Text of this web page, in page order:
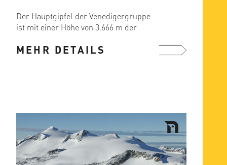
Der Hauptgipfel der Venedigergruppe
ist mit einer Höhe von 3.666 m der
MEHR DETAILS